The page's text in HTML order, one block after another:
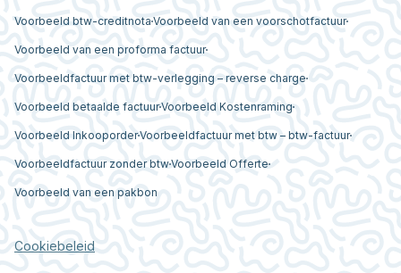
Voorbeeld btw-creditnota Voorbeeld van een voorschotfactuur
Voorbeeld van een proforma factuur
Voorbeeldfactuur met btw-verlegging – reverse charge
Voorbeeld betaalde factuurVoorbeeld Kostenraming
Voorbeeld InkooporderVoorbeeldfactuur met btw – btw-factuur
Voorbeeldfactuur zonder btwVoorbeeld Offerte
Voorbeeld van een pakbon
Cookiebeleid